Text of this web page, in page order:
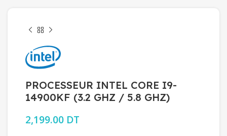
PROCESSEUR INTEL CORE I9-
14900KF (3.2 GHZ / 5.8 GHZ)
2,199.00 DT